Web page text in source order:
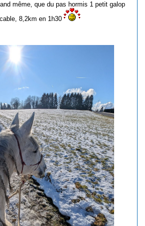
même, que du pas hormis 1 petit galop
8,2km en 1h30